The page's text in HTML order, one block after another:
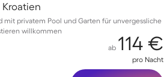
Kroatien
mit privatem Pool und Garten für unvergessliche
willkommen
ab 114 €
pro Nacht